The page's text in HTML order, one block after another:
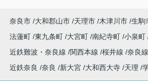
奈良市 大和郡山市 天理市 木津川市 生駒
法蓮町 東九条町 大宮町 南紀寺町 小泉町
近鉄難波・奈良線 関西本線 桜井線 奈良線
近鉄奈良 奈良 新大宮 大和西大寺 天理